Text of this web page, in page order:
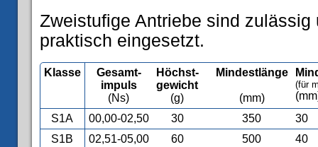
Zweistufige Antriebe sind zulässig
praktisch eingesetzt.
Klasse
Gesamt-
impuls
(Ns)
Höchst-
gewicht
(g)
Mindestlänge
(mm)
(für
S1A
00,00-02,50 30 350
30
S1B
02,51-05,00 60 500
40